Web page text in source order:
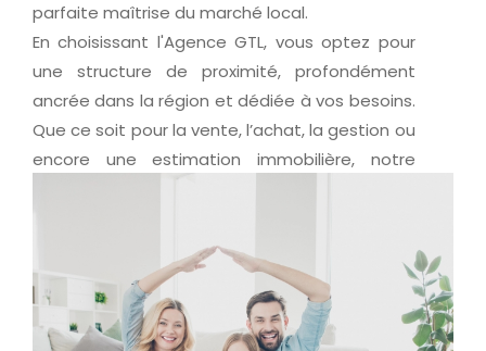
parfaite maîtrise du marché local.
En choisissant l'Agence GTL, vous optez pour
une structure de proximité, profondément
ancrée dans la région et dédiée à vos besoins.
Que ce soit pour la vente, l’achat, la gestion ou
encore une estimation immobilière, notre
Un projet immobilier ?
Découvrez nos prestations